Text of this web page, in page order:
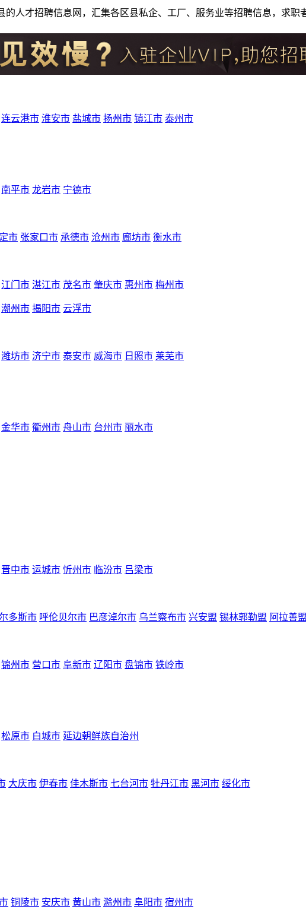
的人才招聘信息网，汇集各区县私企、工厂、服务业等招聘信息，求
连云港市 淮安市 盐城市 扬州市 镇江市 泰州市
南平市 龙岩市 宁德市
市 张家口市 承德市 沧州市 廊坊市 衡水市
江门市 湛江市 茂名市 肇庆市 惠州市 梅州市
潮州市 揭阳市 云浮市
潍坊市 济宁市 泰安市 威海市 日照市 莱芜市
金华市 衢州市 舟山市 台州市 丽水市
晋中市 运城市 忻州市 临汾市 吕梁市
多斯市 呼伦贝尔市 巴彦淖尔市 乌兰察布市 兴安盟 锡林郭勒盟 阿拉善盟
锦州市 营口市 阜新市 辽阳市 盘锦市 铁岭市
松原市 白城市 延边朝鲜族自治州
大庆市 伊春市 佳木斯市 七台河市 牡丹江市 黑河市 绥化市
铜陵市 安庆市 黄山市 滁州市 阜阳市 宿州市